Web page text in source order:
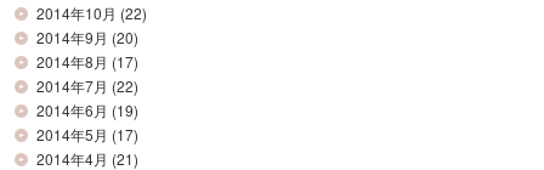
2014年10月 (22)
2014年9月 (20)
2014年8月 (17)
2014年7月 (22)
2014年6月 (19)
2014年5月 (17)
2014年4月 (21)